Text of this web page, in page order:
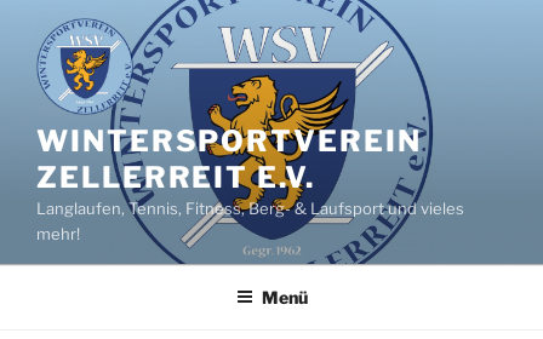
Inhalt
springen
WINTERSPORTVEREIN
ZELLERREIT E.V.
Langlaufen, Tennis, Fitness, Berg- & Laufsport und vieles
mehr!
Menü